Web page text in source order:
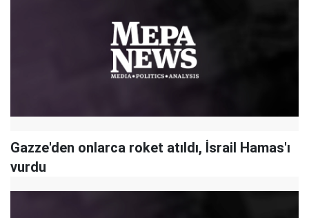
Gazze'den onlarca roket atıldı, İsrail Hamas'ı
vurdu